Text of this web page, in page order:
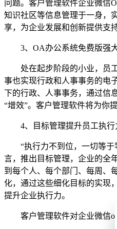
问题。客户管理软件企业微信
知识社区等信息管理于一身，
享，为企业发展和创新提供支持
3、OA办公系统免费版强大
处在起步阶段的小业，员工
事也实现行政和人事事务的电
下的行政、人事事务，通过信
“增效”。客户管理软件将为你
4、目标管理提升员工执行
“执行力不到位，一切等于
言，推出目标管理，企业的全
到每个人、每个部门、每周、
化，通过这些细化目标的实现
提升企业执行力。
客户管理软件对企业微信oa